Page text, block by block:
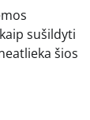
sušildyti
šios